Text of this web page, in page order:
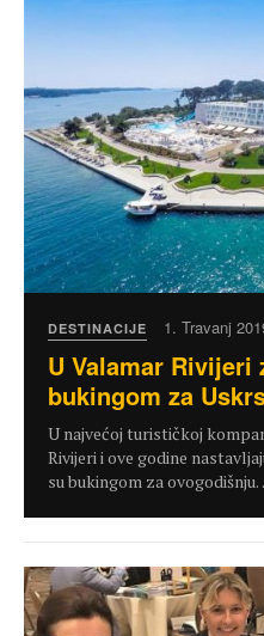
DESTINACIJE 1. Travanj
U Valamar Rivijeri
bukingom za
U najvećoj turističkoj
Rivijeri i ove godine
su bukingom za